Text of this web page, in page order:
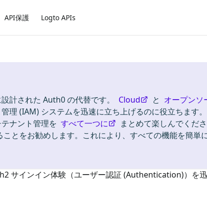
API保護 Logto APIs
計された Auth0 の代替です。 Cloud と オープンソ
理 (IAM) システムを迅速に立ち上げるのに役立ちます
ナント管理を すべて一つに
まとめて楽しんでくだ
とをお勧めします。これにより、すべての機能を簡単
サインイン体験（ユーザー認証 (Authentication)）を